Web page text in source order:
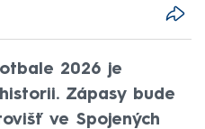
2026 je
Zápasy bude
ve Spojených